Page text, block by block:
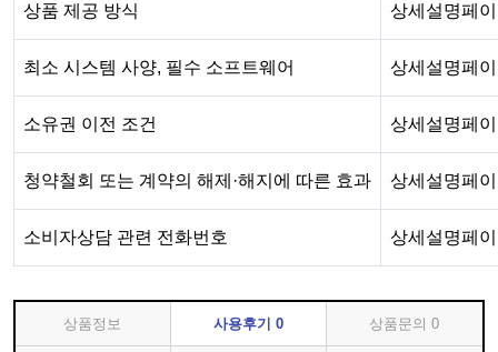
상품 제공 방식 상세설명페
최소 시스템 사양, 필수 소프트웨어 상세설명페
소유권 이전 조건 상세설명페
청약철회 또는 계약의 해제·해지에 따른 효과 상세설명페
소비자상담 관련 전화번호 상세설명페
상품정보 사용후기 0 상품문의0